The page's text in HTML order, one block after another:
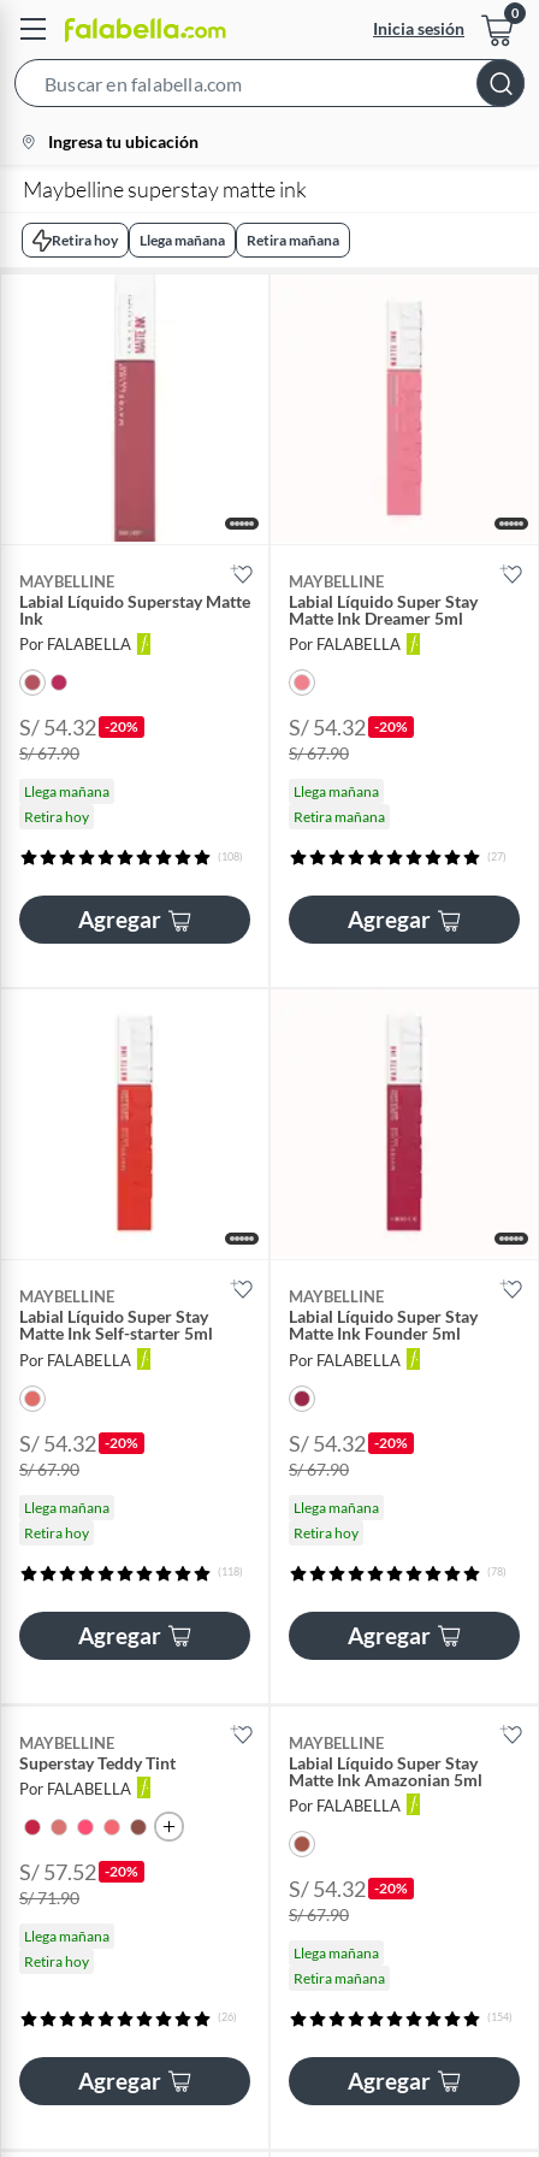
Inicia sesión
Bar
location-
icon
Ingresa tu ubicación
Maybelline superstay matte ink
Retira hoy Llega mañana Retira mañana
MAYBELLINE
Labial Líquido Superstay Matte
Ink
Por FALABELLA
S/ 54.32 -20%
S/ 67.90
Llega mañana
Retira hoy
(108)
Agregar
MAYBELLINE
Labial Líquido Super Stay
Matte Ink Dreamer 5ml
Por FALABELLA
S/ 54.32 -20%
S/ 67.90
Llega mañana
Retira mañana
(27)
Agregar
MAYBELLINE
Labial Líquido Super Stay
Matte Ink Self-starter 5ml
Por FALABELLA
S/ 54.32 -20%
S/ 67.90
Llega mañana
Retira hoy
(118)
Agregar
MAYBELLINE
Labial Líquido Super Stay
Matte Ink Founder 5ml
Por FALABELLA
S/ 54.32 -20%
S/ 67.90
Llega mañana
Retira hoy
(78)
Agregar
MAYBELLINE
Superstay Teddy Tint
Por FALABELLA
S/ 57.52 -20%
S/ 71.90
Llega mañana
Retira hoy
(26)
Agregar
MAYBELLINE
Labial Líquido Super Stay
Matte Ink Amazonian 5ml
Por FALABELLA
S/ 54.32 -20%
S/ 67.90
Llega mañana
Retira mañana
(154)
Agregar